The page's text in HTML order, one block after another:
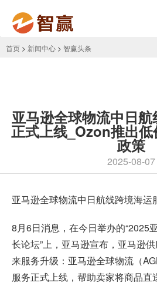
首页 > 新闻中心 > 智赢头条
亚马逊全球物流中日
正式上线_Ozon推出
政策
2025-08-07
亚马逊全球物流中日航线跨境海运
8月6日消息，在今日举办的“2025
长论坛”上，亚马逊宣布，亚马逊
来服务升级：亚马逊全球物流（
服务正式上线，帮助卖家将商品直